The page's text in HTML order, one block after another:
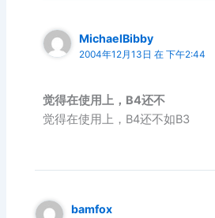
MichaelBibby
2004年12月13日 在 下午2:44
觉得在使用上，B4还不
觉得在使用上，B4还不如B3
bamfox